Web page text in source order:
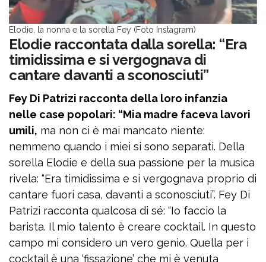
Elodie, la nonna e la sorella Fey (Foto Instagram)
Elodie raccontata dalla sorella: “Era
timidissima e si vergognava di
cantare davanti a sconosciuti”
Fey Di Patrizi racconta della loro infanzia
nelle case popolari: “Mia madre faceva lavori
umili, ma non ci è mai mancato niente:
nemmeno quando i miei si sono separati. Della
sorella Elodie e della sua passione per la musica
rivela: “Era timidissima e si vergognava proprio di
cantare fuori casa, davanti a sconosciuti”. Fey Di
Patrizi racconta qualcosa di sé: “Io faccio la
barista. Il mio talento è creare cocktail. In questo
campo mi considero un vero genio. Quella per i
cocktail è una ‘fissazione’ che mi è venuta